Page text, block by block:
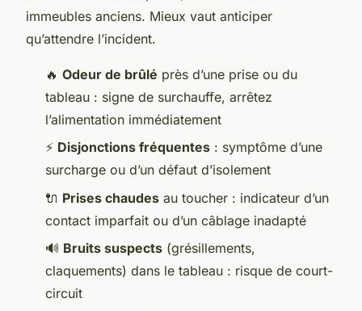
immeubles anciens. Mieux vaut anticiper
qu’attendre l’incident.
🔥 Odeur de brûlé près d’une prise ou du
tableau : signe de surchauffe, arrêtez
l’alimentation immédiatement
⚡ Disjonctions fréquentes : symptôme d’une
surcharge ou d’un défaut d’isolement
🔌 Prises chaudes au toucher : indicateur d’un
contact imparfait ou d’un câblage inadapté
🔊 Bruits suspects (grésillements,
claquements) dans le tableau : risque de court-
circuit